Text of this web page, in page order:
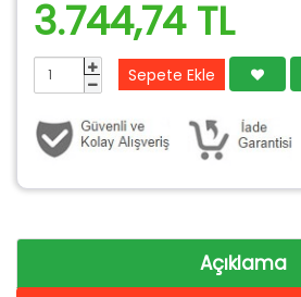
3.744,74 TL
Sepete Ekle
Açıklama